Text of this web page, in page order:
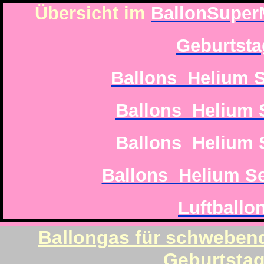
Übersicht im
Ballons Helium
Ballons Helium
Ballons Helium
Ballons Helium
Ballongas für